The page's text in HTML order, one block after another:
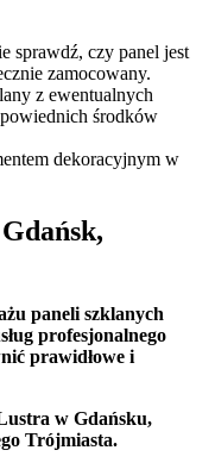
sprawdź, czy panel jest
zamocowany.
z ewentualnych
środków
dekoracyjnym w
paneli szklanych
profesjonalnego
prawidłowe i
w Gdańsku,
Trójmiasta.